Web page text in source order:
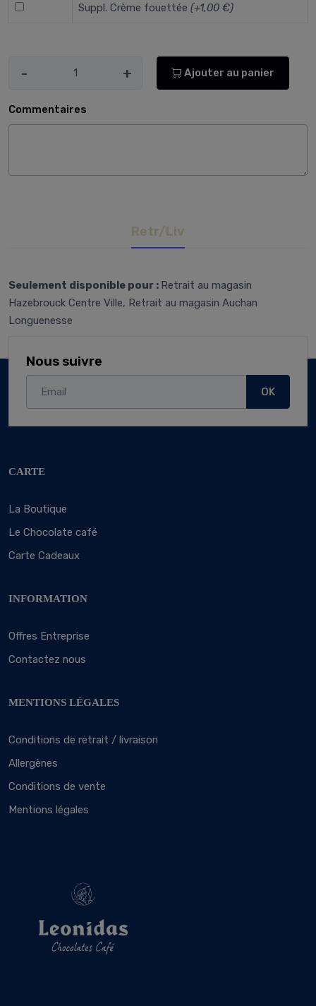
Suppl. Crème fouettée (+1,00 €)
- + Ajouter au panier
Commentaires
Retr/Liv
Seulement disponible pour : Retrait au magasin
Hazebrouck Centre Ville, Retrait au magasin Auchan
Longuenesse
Nous suivre
OK
CARTE
La Boutique
Le Chocolate café
Carte Cadeaux
INFORMATION
Offres Entreprise
Contactez nous
MENTIONS LÉGALES
Conditions de retrait / livraison
Allergènes
Conditions de vente
Mentions légales